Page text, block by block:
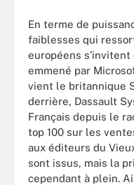
En terme de
faiblesses qui
européens s’invitent
emmené par
vient le britannique
derrière, Dassault
Français depuis le
top 100 sur les
aux éditeurs du
sont issus, mais la
cependant à plein.